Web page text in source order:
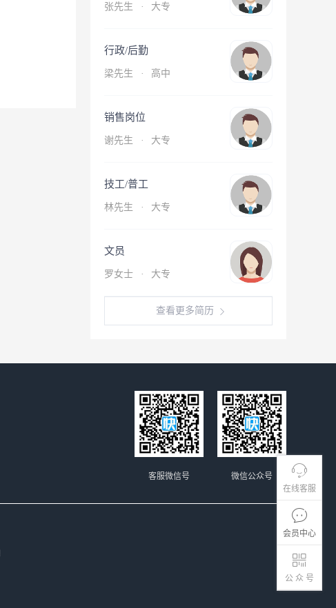
在线客服
会员中心
公 众 号
张先生 · 大专
行政/后勤
梁先生 · 高中
销售岗位
谢先生 · 大专
技工/普工
林先生 · 大专
文员
罗女士 · 大专
查看更多简历
微信公众号
客服微信号